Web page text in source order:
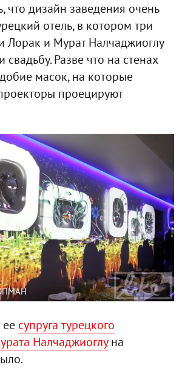
что дизайн заведения очень
отель, в котором три
Лорак и Мурат Налчаджиоглу
свадьбу. Разве что на стенах
масок, на которые
проецируют
супруга турецкого
Налчаджиоглуна